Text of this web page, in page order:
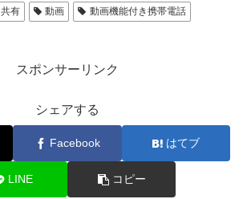
共有 動画
動画機能付き携帯電話
スポンサーリンク
シェアする
Facebook はてブ
LINE コピー